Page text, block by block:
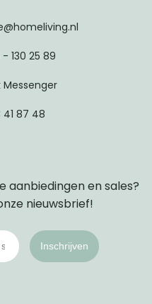
130 25 89
41 87 48
aanbiedingen en sales?
nieuwsbrief!
Inschrijven